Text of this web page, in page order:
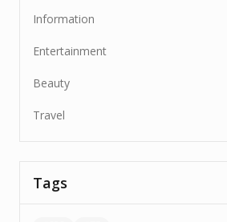
Information
Entertainment
Beauty
Travel
Tags